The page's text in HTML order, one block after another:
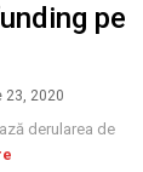
pe
23, 2020
derularea de